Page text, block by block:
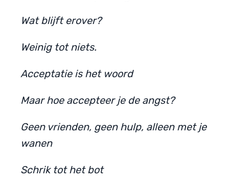
Wat blijft erover?
Weinig tot niets.
Acceptatie is het woord
Maar hoe accepteer je de angst?
Geen vrienden, geen hulp, alleen met je
wanen
Schrik tot het bot